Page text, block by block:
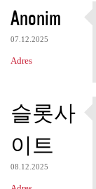
Anonim
07.12.2025
Adres
슬롯사
이트
08.12.2025